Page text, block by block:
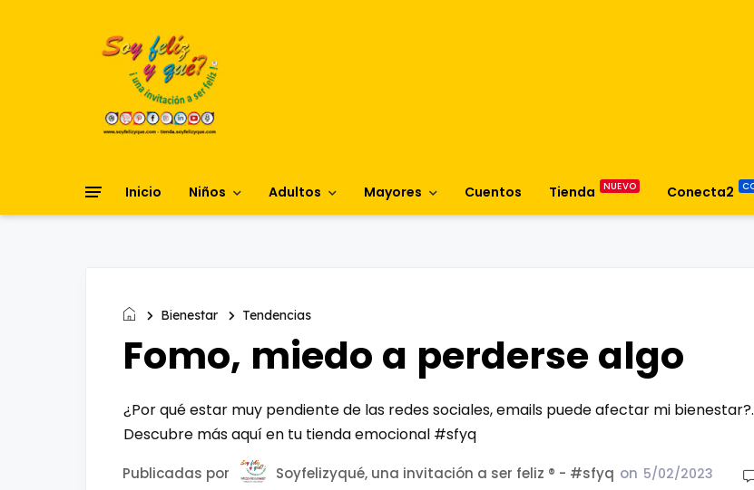
Inicio Niños Adultos Mayores Cuentos Tienda Conecta2
Bienestar Tendencias
Fomo, miedo a perderse algo
¿Por qué estar muy pendiente de las redes sociales, emails puede afectar mi bienestar?.
Descubre más aquí en tu tienda emocional #sfyq
Publicadas por Soyfelizyqué, una invitación a ser feliz ® - #sfyq on 5/02/2023